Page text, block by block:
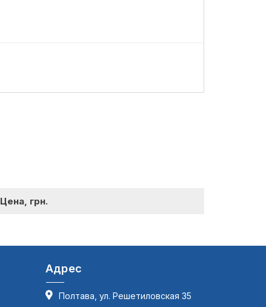
Цена, грн.
Адрес
Полтава, ул. Решетиловская 35